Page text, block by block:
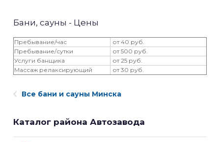
Бани, сауны - Цены
Пребывание/час
от 40 руб.
Пребывание/сутки
от 500 руб.
Услуги банщика
от 25 руб.
Массаж релаксирующий
от 30 руб.
Все бани и сауны Минска
Каталог района Автозавода